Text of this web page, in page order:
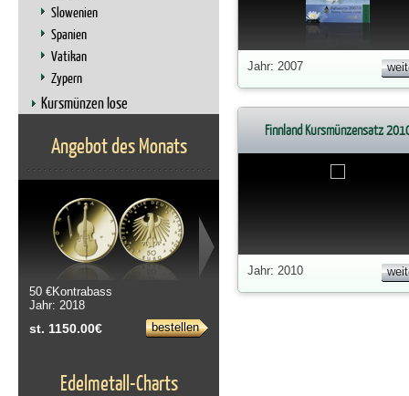
Slowenien
Spanien
Vatikan
Zypern
Kursmünzen lose
Angebot des Monats
50 €Kontrabass
Jahr: 2018
st. 1150.00€ bestellen
Edelmetall-Charts
Jahr: 2007
Finnland Kursmünzensatz
Jahr: 2010